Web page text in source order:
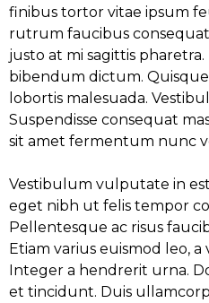
finibus tortor vitae ipsum
rutrum faucibus
justo at mi sagittis
bibendum dictum.
lobortis malesuada.
Suspendisse consequat
sit amet fermentum nunc
Vestibulum vulputate in
eget nibh ut felis tempor
Pellentesque ac risus
Etiam varius euismod leo,
Integer a hendrerit urna.
et tincidunt. Duis